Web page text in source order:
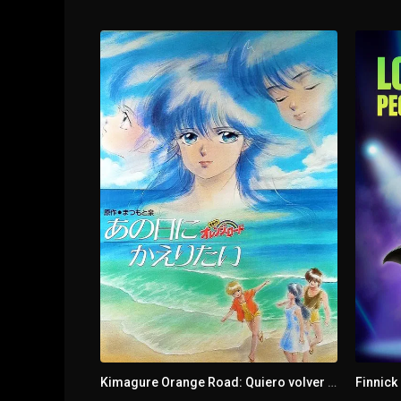
1 - 11 Let's Go On The Spirited Train!!
1 - 12 Watch Out With The Yakuchin?
1 - 13 Rival, Ogasawara Emi!
1 - 14 The Summer, The Pool, The Demon
1 - 15 All-ensemble in the Mediterranean
1 - 16 Make The Vampire Sleep!
1 - 17 The Allurement of the Summer Sea
1 - 18 The Shrinking Mikami! Kimagure Orange Road: Quiero volver a ese día Finnick